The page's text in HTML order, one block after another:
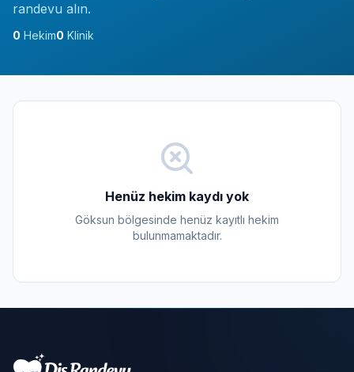
randevu alın.
0 Hekim0 Klinik
Henüz hekim kaydı yok
Göksun bölgesinde henüz kayıtlı hekim
bulunmamaktadır.